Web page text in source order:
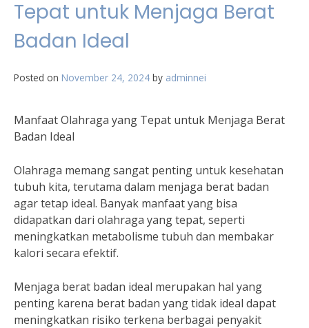
Tepat untuk Menjaga Berat
Badan Ideal
Posted on November 24, 2024 by adminnei
Manfaat Olahraga yang Tepat untuk Menjaga Berat
Badan Ideal
Olahraga memang sangat penting untuk kesehatan
tubuh kita, terutama dalam menjaga berat badan
agar tetap ideal. Banyak manfaat yang bisa
didapatkan dari olahraga yang tepat, seperti
meningkatkan metabolisme tubuh dan membakar
kalori secara efektif.
Menjaga berat badan ideal merupakan hal yang
penting karena berat badan yang tidak ideal dapat
meningkatkan risiko terkena berbagai penyakit